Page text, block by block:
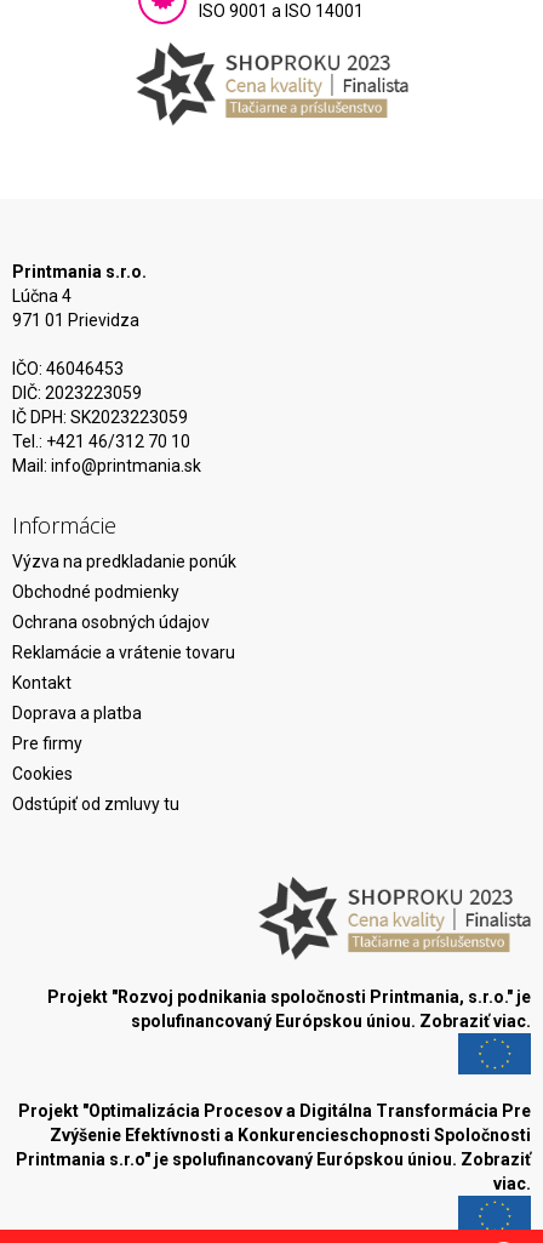
ISO 9001 a ISO 14001
Printmania s.r.o.
Lúčna 4
971 01 Prievidza
IČO: 46046453
DIČ: 2023223059
IČ DPH: SK2023223059
Tel.: +421 46/312 70 10
Mail: info@printmania.sk
Informácie
Výzva na predkladanie ponúk
Obchodné podmienky
Ochrana osobných údajov
Reklamácie a vrátenie tovaru
Kontakt
Doprava a platba
Pre firmy
Cookies
Odstúpiť od zmluvy tu
Projekt "Rozvoj podnikania spoločnosti Printmania, s.r.o." je
spolufinancovaný Európskou úniou. Zobraziť viac.
Projekt "Optimalizácia Procesov a Digitálna Transformácia Pre
Zvýšenie Efektívnosti a Konkurencieschopnosti Spoločnosti
Printmania s.r.o" je spolufinancovaný Európskou úniou. Zobraziť
viac.